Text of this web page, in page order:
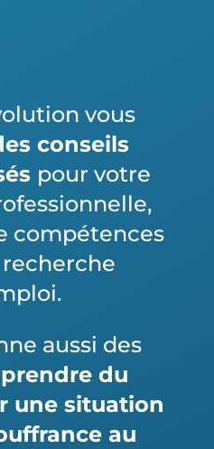
vous
conseils
pour votre
compétences
aussi des
prendre du
une situation
au